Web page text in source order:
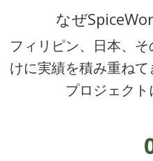
なぜ
フィリピン、日本、
けに実績を積み重ね
プロジェクト